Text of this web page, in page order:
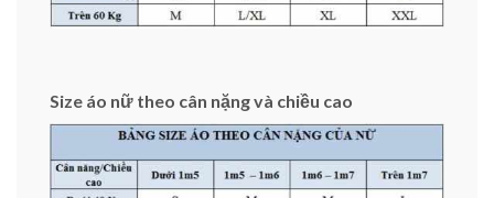
Size áo nữ theo cân nặng và chiều cao